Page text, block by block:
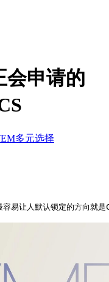
会申请的
多元选择
容易让人默认锁定的方向就